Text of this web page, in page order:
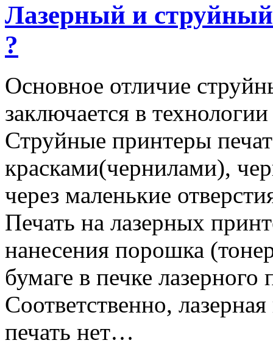
Лазерный и
?
Основное отличие
заключается в
Струйные принтеры
красками(чернилами),
через маленькие
Печать на лазерных
нанесения порошка
бумаге в печке лазерного
Соответственно,
печать нет…